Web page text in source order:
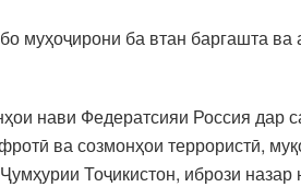
муҳоҷирони ба втан баргашта
нави Федератсияи Россия дар
ва созмонҳои террористӣ,
Тоҷикистон, ибрози назар